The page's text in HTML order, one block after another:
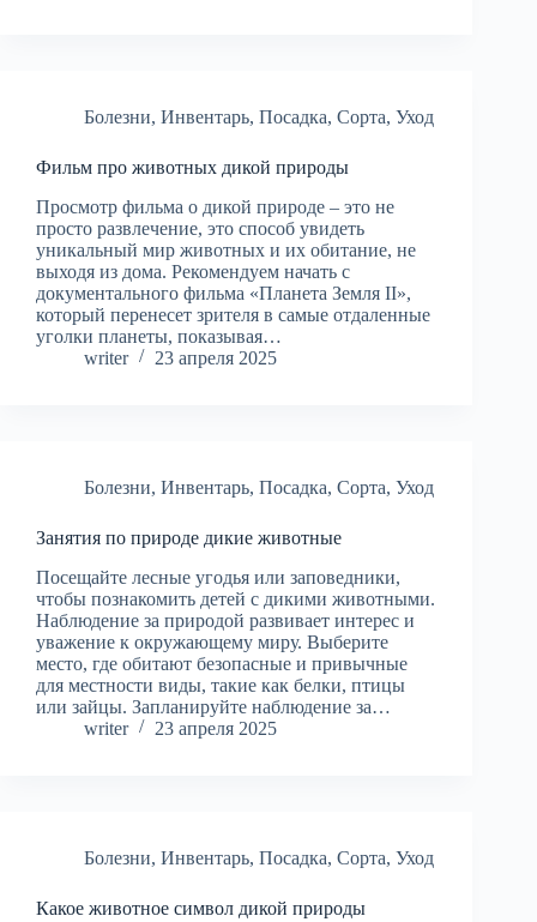
Болезни, Инвентарь, Посадка, Сорта, Уход
Фильм про животных дикой природы
Просмотр фильма о дикой природе – это не
просто развлечение, это способ увидеть
уникальный мир животных и их обитание, не
выходя из дома. Рекомендуем начать с
документального фильма «Планета Земля II»,
который перенесет зрителя в самые отдаленные
уголки планеты, показывая…
writer
23 апреля 2025
Болезни, Инвентарь, Посадка, Сорта, Уход
Занятия по природе дикие животные
Посещайте лесные угодья или заповедники,
чтобы познакомить детей с дикими животными.
Наблюдение за природой развивает интерес и
уважение к окружающему миру. Выберите
место, где обитают безопасные и привычные
для местности виды, такие как белки, птицы
или зайцы. Запланируйте наблюдение за…
writer
23 апреля 2025
Болезни, Инвентарь, Посадка, Сорта, Уход
Какое животное символ дикой природы